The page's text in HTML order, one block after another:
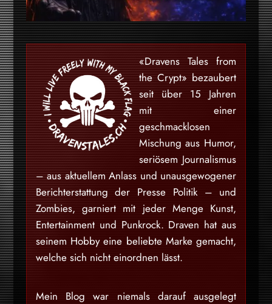
«Dravens Tales from
the Crypt» bezaubert
seit über 15 Jahren
mit einer
geschmacklosen
Mischung aus Humor,
seriösem Journalismus
– aus aktuellem Anlass und unausgewogener
Berichterstattung der Presse Politik – und
Zombies, garniert mit jeder Menge Kunst,
Entertainment und Punkrock. Draven hat aus
seinem Hobby eine beliebte Marke gemacht,
welche sich nicht einordnen lässt.
Mein Blog war niemals darauf ausgelegt